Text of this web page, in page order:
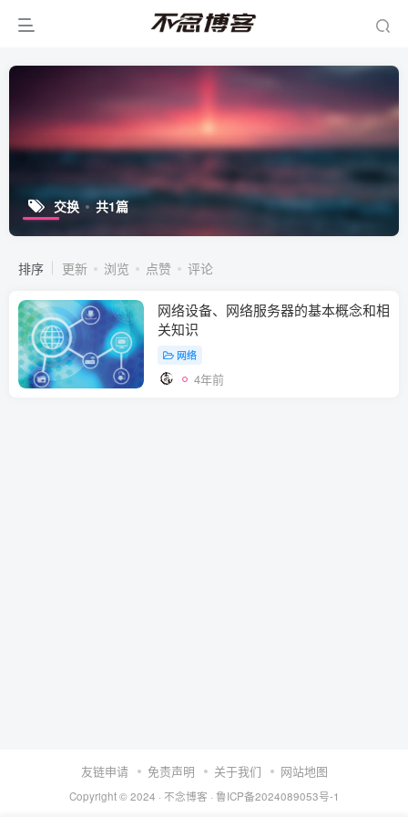
交换 共1篇
排序 更新 浏览 点赞 评论
网络设备、网络服务器的基本概念和相
关知识
网络
4年前
友链申请 免责声明 关于我们 网站地图
Copyright © 2024 · 不念博客 · 鲁ICP备2024089053号-1